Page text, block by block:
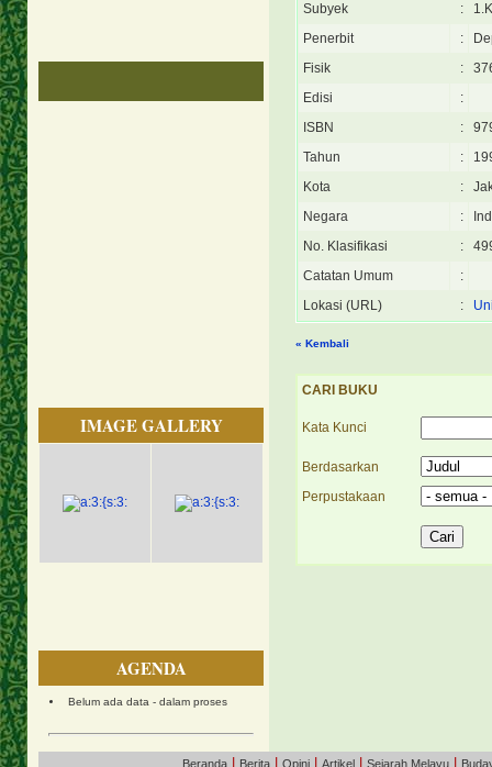
IMAGE GALLERY
AGENDA
Belum ada data - dalam proses
Subyek
:
Penerbit
:
Fisik
:
Edisi
:
ISBN
:
Tahun
:
Kota
:
Negara
:
No. Klasifikasi
:
Catatan Umum
:
Lokasi (URL)
:
« Kembali
CARI BUKU
Kata Kunci
Berdasarkan
Perpustakaan
Beranda Berita Opini Artikel Sejarah Melayu